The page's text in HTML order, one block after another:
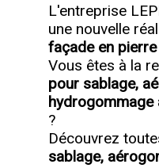
L'entreprise
une nouvelle
façade en
Vous êtes à la
pour sablage,
hydrogommage
?
Découvrez
sablage,